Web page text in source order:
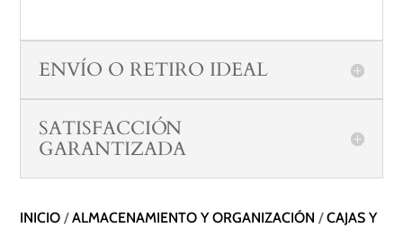
ENVÍO O RETIRO IDEAL
SATISFACCIÓN
GARANTIZADA
INICIO /ALMACENAMIENTO Y ORGANIZACIÓN /CAJAS Y